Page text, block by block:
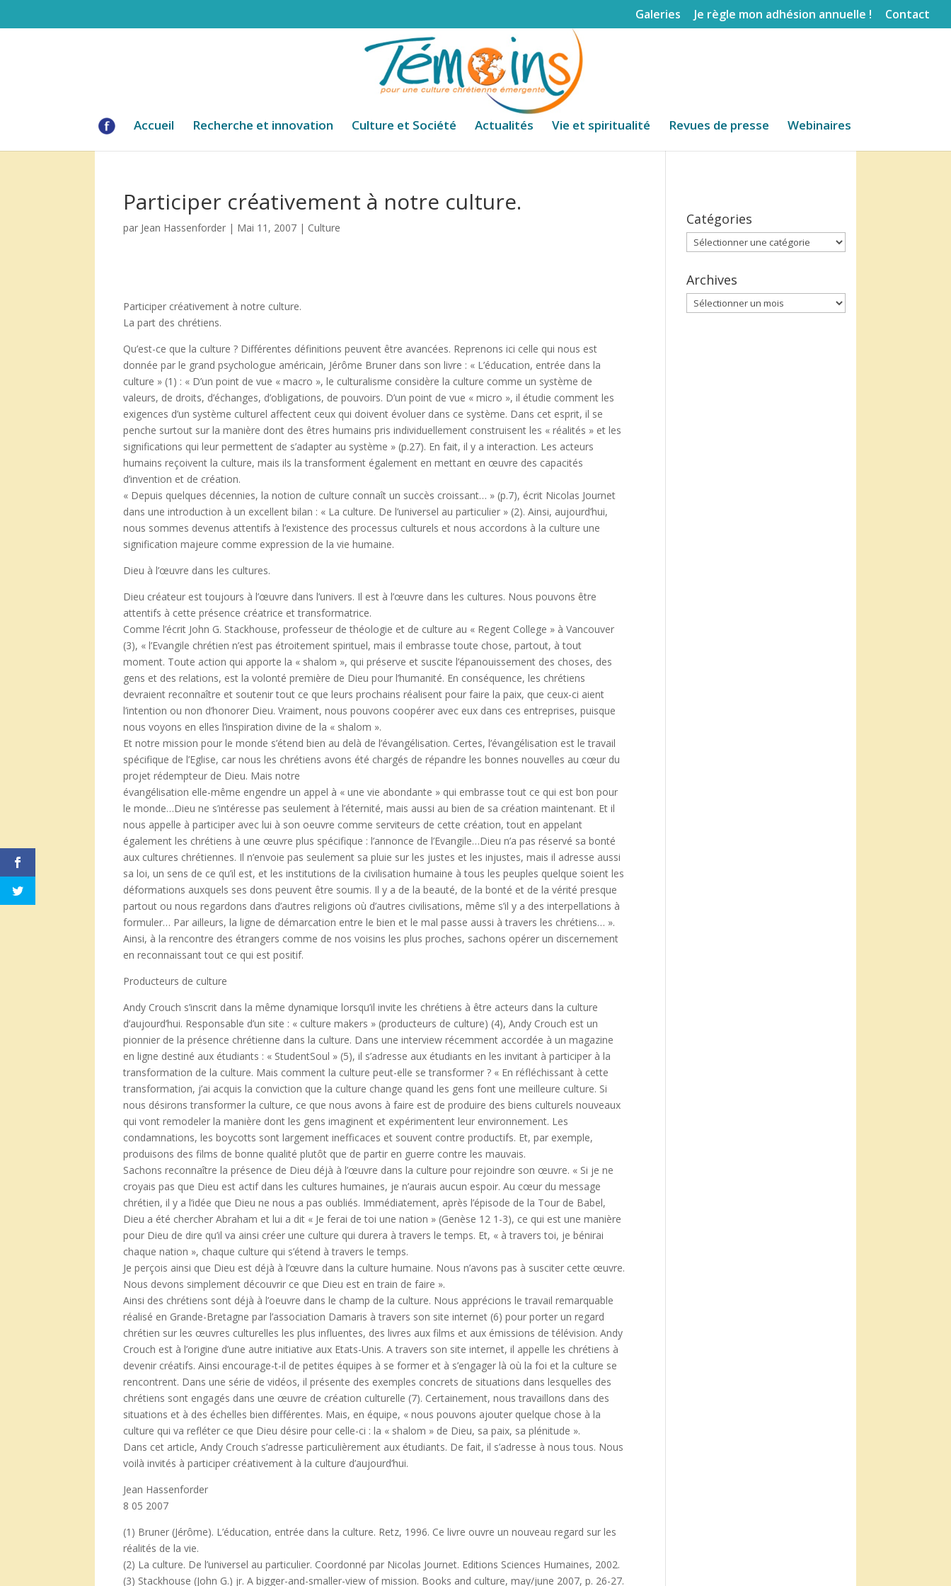
Galeries Je règle mon adhésion annuelle ! Contact
Accueil Recherche et innovation Culture et Société Actualités Vie et spiritualité Revues de presse Webinaires
Participer créativement à notre culture.
par Jean Hassenforder | Mai 11, 2007 | Culture
Participer créativement à notre culture.
La part des chrétiens.
Qu’est-ce que la culture ? Différentes définitions peuvent être avancées. Reprenons ici celle qui nous est
donnée par le grand psychologue américain, Jérôme Bruner dans son livre : « L’éducation, entrée dans la
culture » (1) : « D’un point de vue « macro », le culturalisme considère la culture comme un système de
valeurs, de droits, d’échanges, d’obligations, de pouvoirs. D’un point de vue « micro », il étudie comment les
exigences d’un système culturel affectent ceux qui doivent évoluer dans ce système. Dans cet esprit, il se
penche surtout sur la manière dont des êtres humains pris individuellement construisent les « réalités » et les
significations qui leur permettent de s’adapter au système » (p.27). En fait, il y a interaction. Les acteurs
humains reçoivent la culture, mais ils la transforment également en mettant en œuvre des capacités
d’invention et de création.
« Depuis quelques décennies, la notion de culture connaît un succès croissant… » (p.7), écrit Nicolas Journet
dans une introduction à un excellent bilan : « La culture. De l’universel au particulier » (2). Ainsi, aujourd’hui,
nous sommes devenus attentifs à l’existence des processus culturels et nous accordons à la culture une
signification majeure comme expression de la vie humaine.
Dieu à l’œuvre dans les cultures.
Dieu créateur est toujours à l’œuvre dans l’univers. Il est à l’œuvre dans les cultures. Nous pouvons être
attentifs à cette présence créatrice et transformatrice.
Comme l’écrit John G. Stackhouse, professeur de théologie et de culture au « Regent College » à Vancouver
(3), « l’Evangile chrétien n’est pas étroitement spirituel, mais il embrasse toute chose, partout, à tout
moment. Toute action qui apporte la « shalom », qui préserve et suscite l’épanouissement des choses, des
gens et des relations, est la volonté première de Dieu pour l’humanité. En conséquence, les chrétiens
devraient reconnaître et soutenir tout ce que leurs prochains réalisent pour faire la paix, que ceux-ci aient
l’intention ou non d’honorer Dieu. Vraiment, nous pouvons coopérer avec eux dans ces entreprises, puisque
nous voyons en elles l’inspiration divine de la « shalom ».
Et notre mission pour le monde s’étend bien au delà de l’évangélisation. Certes, l’évangélisation est le travail
spécifique de l’Eglise, car nous les chrétiens avons été chargés de répandre les bonnes nouvelles au cœur du
projet rédempteur de Dieu. Mais notre
évangélisation elle-même engendre un appel à « une vie abondante » qui embrasse tout ce qui est bon pour
le monde…Dieu ne s’intéresse pas seulement à l’éternité, mais aussi au bien de sa création maintenant. Et il
nous appelle à participer avec lui à son oeuvre comme serviteurs de cette création, tout en appelant
également les chrétiens à une œuvre plus spécifique : l’annonce de l’Evangile…Dieu n’a pas réservé sa bonté
aux cultures chrétiennes. Il n’envoie pas seulement sa pluie sur les justes et les injustes, mais il adresse aussi
sa loi, un sens de ce qu’il est, et les institutions de la civilisation humaine à tous les peuples quelque soient les
déformations auxquels ses dons peuvent être soumis. Il y a de la beauté, de la bonté et de la vérité presque
partout ou nous regardons dans d’autres religions où d’autres civilisations, même s’il y a des interpellations à
formuler… Par ailleurs, la ligne de démarcation entre le bien et le mal passe aussi à travers les chrétiens… ».
Ainsi, à la rencontre des étrangers comme de nos voisins les plus proches, sachons opérer un discernement
en reconnaissant tout ce qui est positif.
Producteurs de culture
Andy Crouch s’inscrit dans la même dynamique lorsqu’il invite les chrétiens à être acteurs dans la culture
d’aujourd’hui. Responsable d’un site : « culture makers » (producteurs de culture) (4), Andy Crouch est un
pionnier de la présence chrétienne dans la culture. Dans une interview récemment accordée à un magazine
en ligne destiné aux étudiants : « StudentSoul » (5), il s’adresse aux étudiants en les invitant à participer à la
transformation de la culture. Mais comment la culture peut-elle se transformer ? « En réfléchissant à cette
transformation, j’ai acquis la conviction que la culture change quand les gens font une meilleure culture. Si
nous désirons transformer la culture, ce que nous avons à faire est de produire des biens culturels nouveaux
qui vont remodeler la manière dont les gens imaginent et expérimentent leur environnement. Les
condamnations, les boycotts sont largement inefficaces et souvent contre productifs. Et, par exemple,
produisons des films de bonne qualité plutôt que de partir en guerre contre les mauvais.
Sachons reconnaître la présence de Dieu déjà à l’œuvre dans la culture pour rejoindre son œuvre. « Si je ne
croyais pas que Dieu est actif dans les cultures humaines, je n’aurais aucun espoir. Au cœur du message
chrétien, il y a l’idée que Dieu ne nous a pas oubliés. Immédiatement, après l’épisode de la Tour de Babel,
Dieu a été chercher Abraham et lui a dit « Je ferai de toi une nation » (Genèse 12 1-3), ce qui est une manière
pour Dieu de dire qu’il va ainsi créer une culture qui durera à travers le temps. Et, « à travers toi, je bénirai
chaque nation », chaque culture qui s’étend à travers le temps.
Je perçois ainsi que Dieu est déjà à l’œuvre dans la culture humaine. Nous n’avons pas à susciter cette œuvre.
Nous devons simplement découvrir ce que Dieu est en train de faire ».
Ainsi des chrétiens sont déjà à l’oeuvre dans le champ de la culture. Nous apprécions le travail remarquable
réalisé en Grande-Bretagne par l’association Damaris à travers son site internet (6) pour porter un regard
chrétien sur les œuvres culturelles les plus influentes, des livres aux films et aux émissions de télévision. Andy
Crouch est à l’origine d’une autre initiative aux Etats-Unis. A travers son site internet, il appelle les chrétiens à
devenir créatifs. Ainsi encourage-t-il de petites équipes à se former et à s’engager là où la foi et la culture se
rencontrent. Dans une série de vidéos, il présente des exemples concrets de situations dans lesquelles des
chrétiens sont engagés dans une œuvre de création culturelle (7). Certainement, nous travaillons dans des
situations et à des échelles bien différentes. Mais, en équipe, « nous pouvons ajouter quelque chose à la
culture qui va refléter ce que Dieu désire pour celle-ci : la « shalom » de Dieu, sa paix, sa plénitude ».
Dans cet article, Andy Crouch s’adresse particulièrement aux étudiants. De fait, il s’adresse à nous tous. Nous
voilà invités à participer créativement à la culture d’aujourd’hui.
Jean Hassenforder
8 05 2007
(1) Bruner (Jérôme). L’éducation, entrée dans la culture. Retz, 1996. Ce livre ouvre un nouveau regard sur les
réalités de la vie.
(2) La culture. De l’universel au particulier. Coordonné par Nicolas Journet. Editions Sciences Humaines, 2002.
(3) Stackhouse (John G.) jr. A bigger-and-smaller-view of mission. Books and culture, may/june 2007, p. 26-27.
Catégories
Catégories
Archives
Archives